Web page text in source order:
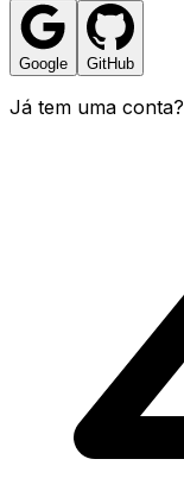
Google GitHub
Já tem uma conta?